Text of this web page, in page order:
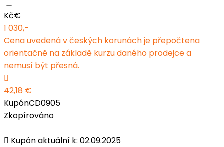
Kč€
1 030,-
Cena uvedená v českých korunách je přepočtena
orientačně na základě kurzu daného prodejce a
nemusí být přesná.
42,18 €
KupónCD0905
Zkopírováno
Kupón aktuální k: 02.09.2025